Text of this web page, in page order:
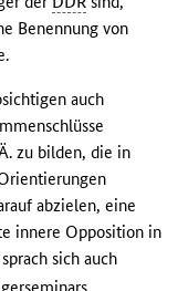
Benennung von
auch
zu bilden, die in
abzielen, eine
innere Opposition in
sich auch